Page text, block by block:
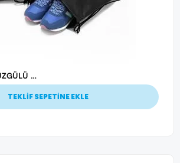
ADAL SİYAH İP BÜZGÜLÜ ÇANTA
TEKLİF SEPETİNE EKLE